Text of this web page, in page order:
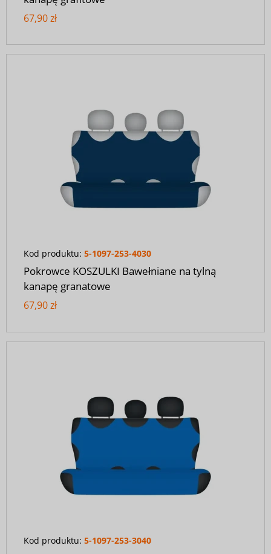
67,90 zł
Kod produktu: 5-1097-253-4030
Pokrowce KOSZULKI Bawełniane na tylną
kanapę granatowe
67,90 zł
Kod produktu: 5-1097-253-3040